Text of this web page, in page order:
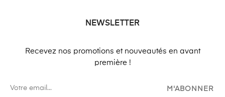
NEWSLETTER
Recevez nos promotions et nouveautés en avant
première !
M'ABONNER